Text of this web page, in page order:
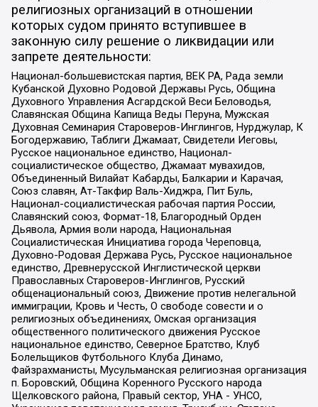
религиозных организаций в отношении
которых судом принято вступившее в
законную силу решение о ликвидации или
запрете деятельности:
Национал-большевистская партия, ВЕК РА, Рада земли
Кубанской Духовно Родовой Державы Русь, Община
Духовного Управления Асгардской Веси Беловодья,
Славянская Община Капища Веды Перуна, Мужская
Духовная Семинария Староверов-Инглингов, Нурджулар, К
Богодержавию, Таблиги Джамаат, Свидетели Иеговы,
Русское национальное единство, Национал-
социалистическое общество, Джамаат мувахидов,
Объединенный Вилайат Кабарды, Балкарии и Карачая,
Союз славян, Ат-Такфир Валь-Хиджра, Пит Буль,
Национал-социалистическая рабочая партия России,
Славянский союз, Формат-18, Благородный Орден
Дьявола, Армия воли народа, Национальная
Социалистическая Инициатива города Череповца,
Духовно-Родовая Держава Русь, Русское национальное
единство, Древнерусской Инглистической церкви
Православных Староверов-Инглингов, Русский
общенациональный союз, Движение против нелегальной
иммиграции, Кровь и Честь, О свободе совести и о
религиозных объединениях, Омская организация
общественного политического движения Русское
национальное единство, Северное Братство, Клуб
Болельщиков Футбольного Клуба Динамо,
Файзрахманисты, Мусульманская религиозная организация
п. Боровский, Община Коренного Русского народа
Щелковского района, Правый сектор, УНА - УНСО,